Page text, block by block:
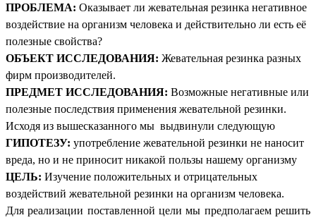
ПРОБЛЕМА: Оказывает ли жевательная резинка негативное
воздействие на организм человека и действительно ли есть её
полезные свойства?
ОБЪЕКТ ИССЛЕДОВАНИЯ: Жевательная резинка разных
фирм производителей.
ПРЕДМЕТ ИССЛЕДОВАНИЯ: Возможные негативные или
полезные последствия применения жевательной резинки.
Исходя из вышесказанного мы выдвинули следующую
ГИПОТЕЗУ: употребление жевательной резинки не наносит
вреда, но и не приносит никакой пользы нашему организму
ЦЕЛЬ: Изучение положительных и отрицательных
воздействий жевательной резинки на организм человека.
Для реализации поставленной цели мы предполагаем решить